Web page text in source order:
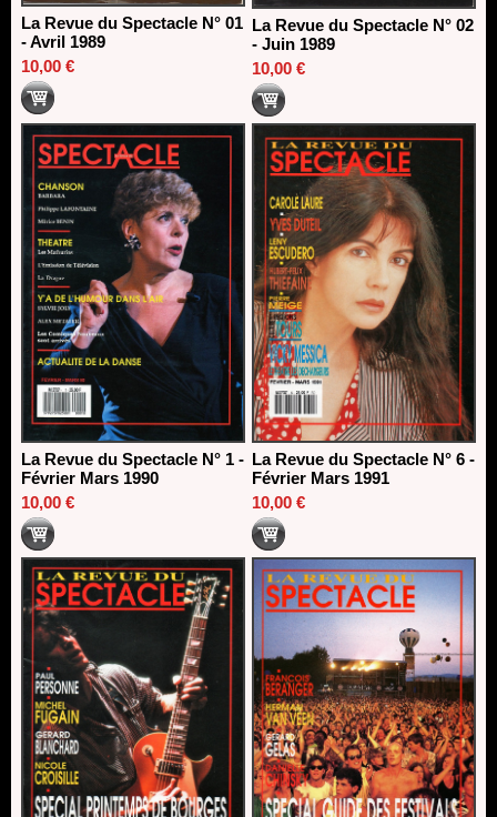
La Revue du Spectacle N° 01
- Avril 1989
10,00 €
La Revue du Spectacle N° 02
- Juin 1989
10,00 €
La Revue du Spectacle N° 1 -
Février Mars 1990
10,00 €
La Revue du Spectacle N° 6 -
Février Mars 1991
10,00 €